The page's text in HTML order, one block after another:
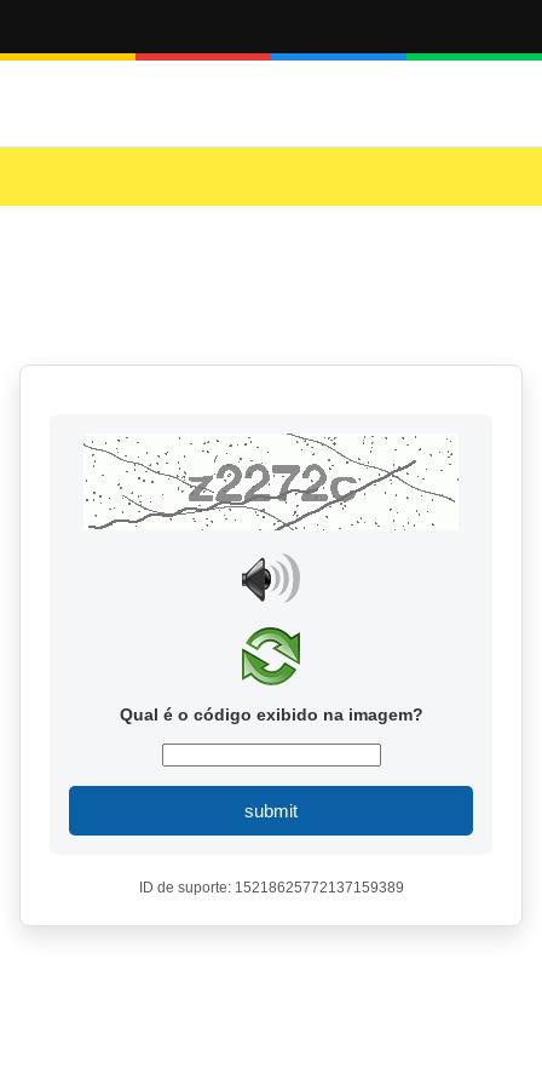
Qual é o código exibido na imagem?
submit
ID de suporte: 15218625772137159389